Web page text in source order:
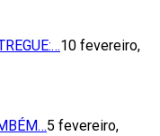
10 fevereiro,
5 fevereiro,